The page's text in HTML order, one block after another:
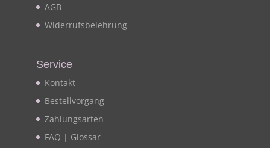
AGB
Widerrufsbelehrung
Service
Kontakt
Bestellvorgang
Zahlungsarten
FAQ | Glossar